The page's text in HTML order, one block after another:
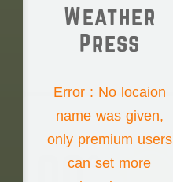
Weather
Press
Error : No locaion
name was given,
only premium users
can set more
Thursday the 6th